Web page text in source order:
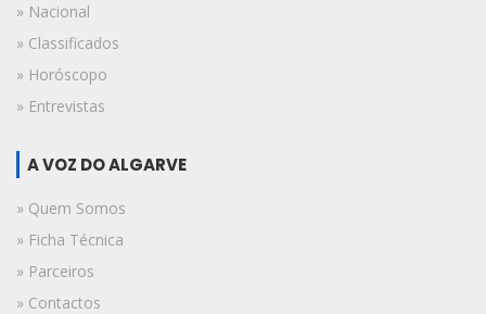
» Nacional
» Classificados
» Horóscopo
» Entrevistas
A VOZ DO ALGARVE
» Quem Somos
» Ficha Técnica
» Parceiros
» Contactos